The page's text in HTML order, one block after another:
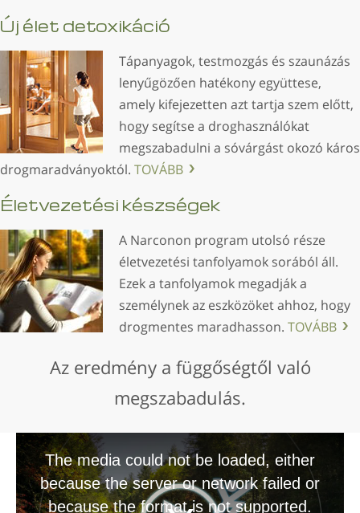
Új élet detoxikáció
Tápanyagok, testmozgás és szaunázás
lenyűgözően hatékony együttese,
amely kifejezetten azt tartja szem előtt,
hogy segítse a droghasználókat
megszabadulni a sóvárgást okozó káros
drogmaradványoktól. TOVÁBB
Életvezetési készségek
A Narconon program utolsó része
életvezetési tanfolyamok sorából áll.
Ezek a tanfolyamok megadják a
személynek az eszközöket ahhoz, hogy
drogmentes maradhasson. TOVÁBB
Az eredmény a függőségtől való
megszabadulás.
The media could not be loaded, either
because the server or network failed or
because the format is not supported.